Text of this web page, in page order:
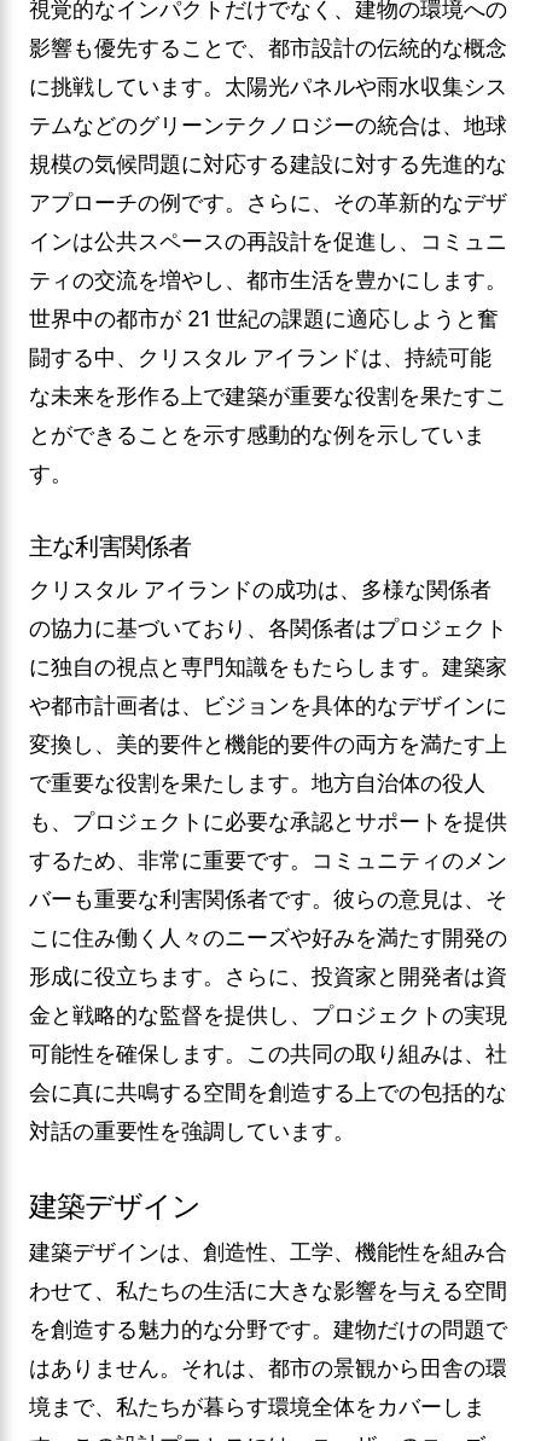
視覚的なインパクトだけでなく、建物の環境への
影響も優先することで、都市設計の伝統的な概念
に挑戦しています。太陽光パネルや雨水収集シス
テムなどのグリーンテクノロジーの統合は、地球
規模の気候問題に対応する建設に対する先進的な
アプローチの例です。さらに、その革新的なデザ
インは公共スペースの再設計を促進し、コミュニ
ティの交流を増やし、都市生活を豊かにします。
世界中の都市が 21 世紀の課題に適応しようと奮
闘する中、クリスタル アイランドは、持続可能
な未来を形作る上で建築が重要な役割を果たすこ
とができることを示す感動的な例を示していま
す。
主な利害関係者
クリスタル アイランドの成功は、多様な関係者
の協力に基づいており、各関係者はプロジェクト
に独自の視点と専門知識をもたらします。建築家
や都市計画者は、ビジョンを具体的なデザインに
変換し、美的要件と機能的要件の両方を満たす上
で重要な役割を果たします。地方自治体の役人
も、プロジェクトに必要な承認とサポートを提供
するため、非常に重要です。コミュニティのメン
バーも重要な利害関係者です。彼らの意見は、そ
こに住み働く人々のニーズや好みを満たす開発の
形成に役立ちます。さらに、投資家と開発者は資
金と戦略的な監督を提供し、プロジェクトの実現
可能性を確保します。この共同の取り組みは、社
会に真に共鳴する空間を創造する上での包括的な
対話の重要性を強調しています。
建築デザイン
建築デザインは、創造性、工学、機能性を組み合
わせて、私たちの生活に大きな影響を与える空間
を創造する魅力的な分野です。建物だけの問題で
はありません。それは、都市の景観から田舎の環
境まで、私たちが暮らす環境全体をカバーしま